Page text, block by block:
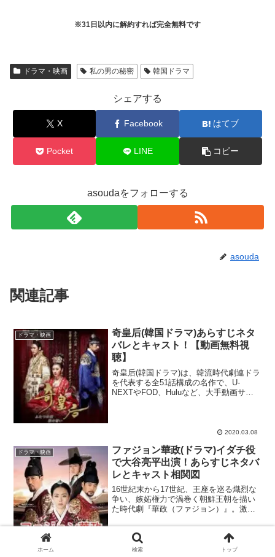
※31日以内に解約すれば完全無料です
ドラマ・映画 私の男の秘密 韓国ドラマ
シェアする
X Facebook はてブ
Pocket LINE コピー
asoudaをフォローする
asouda
関連記事
ドラマ・映画
奇皇后(韓国ドラマ)あらすじネタ
バレとキャスト！【動画無料視
聴】
奇皇后(韓国ドラマ)は、韓流時代劇連ドラ
を代表する全51話構成の名作で、U-
NEXTやFOD、Huluなど、大手動画サイ
2020.03.08
ドラマ・映画
ファジョン華政(ドラマ)イダチ役
で大谷亮平出演！あらすじネタバ
レとキャスト相関図
16世紀末から17世紀、王座を巡る熾烈な
争い、嫉妬権力で渦巻く朝鮮王朝を描い
た時代劇『華政（ファジョン）』。激動
涯を描いた注目のドラマです。 2016年
10月から放送されていたドラマ『逃げる
は恥だが役に立...
2020.04.09
ホーム 検索 トップ